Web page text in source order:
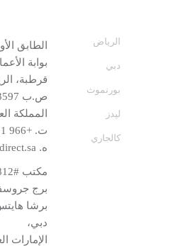
الرياض
دبي
بورنموث
ليدز
كالجاري
الطابق
بوابة
قرطبة،
ص.ب 93597،
المملكة
ت.+966 11 261 1594
ه.
مكتب #1812
برج
برشا
دبي،
الإمارات